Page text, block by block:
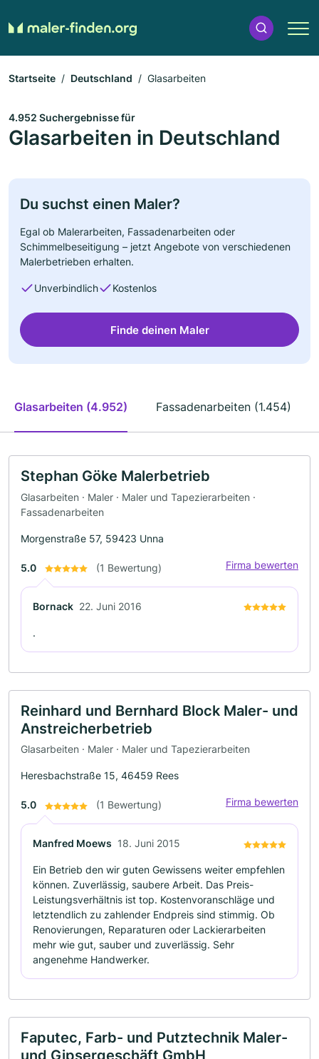
Startseite Deutschland Glasarbeiten
4.952 Suchergebnisse für
Glasarbeiten in Deutschland
Du suchst einen Maler?
Egal ob Malerarbeiten, Fassadenarbeiten oder
Schimmelbeseitigung – jetzt Angebote von verschiedenen
Malerbetrieben erhalten.
Unverbindlich Kostenlos
Finde deinen Maler
Glasarbeiten (4.952) Fassadenarbeiten (1.454)
Stephan Göke Malerbetrieb
Glasarbeiten · Maler · Maler und Tapezierarbeiten ·
Fassadenarbeiten
Morgenstraße 57, 59423 Unna
5.0 (1 Bewertung) Firma bewerten
Bornack 22. Juni 2016
.
Reinhard und Bernhard Block Maler- und
Anstreicherbetrieb
Glasarbeiten · Maler · Maler und Tapezierarbeiten
Heresbachstraße 15, 46459 Rees
5.0 (1 Bewertung) Firma bewerten
Manfred Moews 18. Juni 2015
Ein Betrieb den wir guten Gewissens weiter empfehlen
können. Zuverlässig, saubere Arbeit. Das Preis-
Leistungsverhältnis ist top. Kostenvoranschläge und
letztendlich zu zahlender Endpreis sind stimmig. Ob
Renovierungen, Reparaturen oder Lackierarbeiten
mehr wie gut, sauber und zuverlässig. Sehr
angenehme Handwerker.
Faputec, Farb- und Putztechnik Maler-
und Gipsergeschäft GmbH